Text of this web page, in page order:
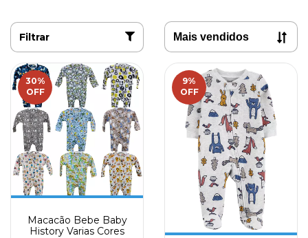
Filtrar
30%
OFF
Macacão Bebe Baby
History Varias Cores
9%
OFF